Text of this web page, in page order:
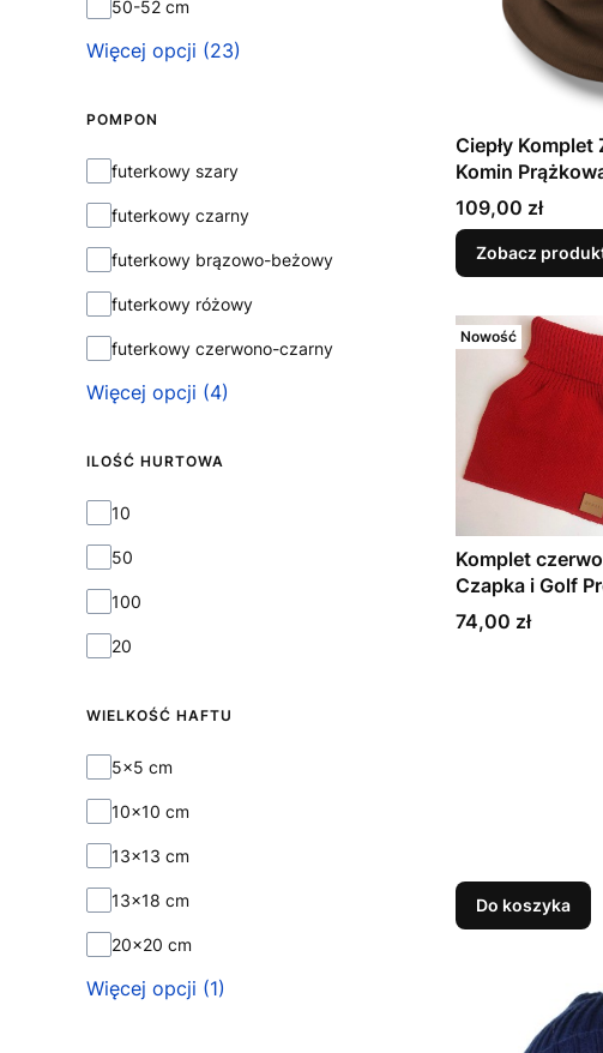
50-52 cm
Więcej opcji (23)
POMPON
Pompon
futerkowy szary
futerkowy czarny
futerkowy brązowo-beżowy
futerkowy różowy
futerkowy czerwono-czarny
Więcej opcji (4)
ILOŚĆ HURTOWA
Ilość hurtowa
10
50
100
20
WIELKOŚĆ HAFTU
Wielkość haftu
5x5 cm
10x10 cm
13x13 cm
13x18 cm
20x20 cm
Więcej opcji (1)
Ciepły
Komin
Polarem |
Cena
109,00 zł
Zobacz
Nowość
Komplet
Czapka i Golf
Cena
74,00 zł
Do koszyka